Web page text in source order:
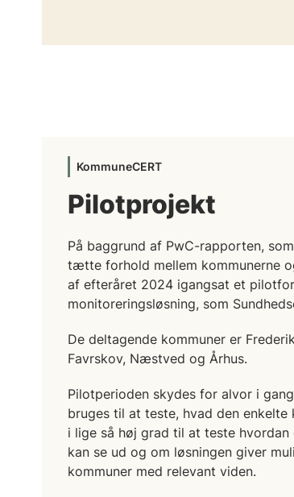
KommuneCERT
Pilotprojekt
På baggrund af PwC-rapporten,
tætte forhold mellem kommunerne
af efteråret 2024 igangsat et
monitoreringsløsning, som
De deltagende kommuner er
Favrskov, Næstved og Århus.
Pilotperioden skydes for alvor i
bruges til at teste, hvad den
i lige så høj grad til at teste
kan se ud og om løsningen giver
kommuner med relevant viden.